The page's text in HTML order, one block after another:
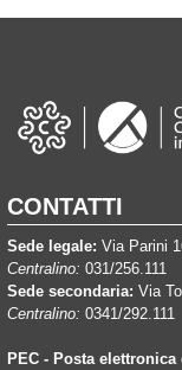
CONTATTI
Sede legale: Via Parini
Centralino: 031/256.111
Sede secondaria: Via
Centralino: 0341/292.111
PEC - Posta elettronica